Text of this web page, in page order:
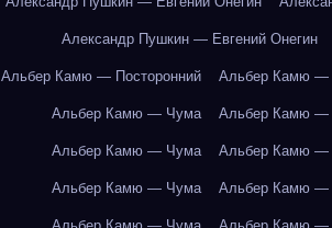
Александр Пушкин — Евгений Онегин
Альбер Камю — Посторонний Альбер Камю —
Альбер Камю — Чума Альбер Камю —
Альбер Камю — Чума Альбер Камю —
Альбер Камю — Чума Альбер Камю —